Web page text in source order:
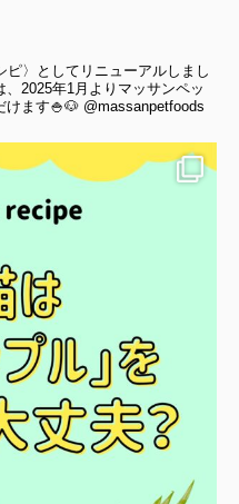
〉としてリニューアルしまし
2025年1月よりマッサンペッ
けます🍚🐶 @massanpetfoods